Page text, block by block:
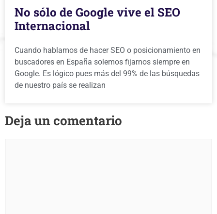
No sólo de Google vive el SEO
Internacional
Cuando hablamos de hacer SEO o posicionamiento en
buscadores en España solemos fijarnos siempre en
Google. Es lógico pues más del 99% de las búsquedas
de nuestro país se realizan
Deja un comentario